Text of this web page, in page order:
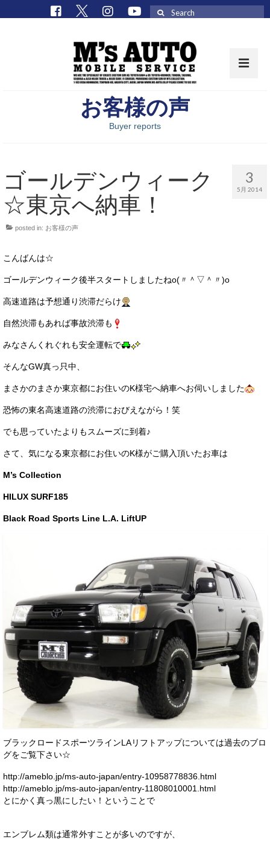
取扱車種一覧
M’sCollectionパーツ一覧
エムズオート
M’sCollection
エムズオートとは
サービス・保証
買取のご案内
店舗情報
トップメッセージ
スタッフ紹介
ブログ
イベント
メールフォーム
電話はこちら
お客様の声
Buyer reports
3
5月 2014
ゴールデンウィーク
☆東京へ納車！
posted in: お客様の声
こんばんは☆
ゴールデンウィーク後半スタートしましたねo(〃＾▽＾〃)o
高速道路は予想通り渋滞だらけ
自然渋滞もあれば事故渋滞も
みなさんくれぐれも安全運転で
そんなGW真っ只中、
まさかのまさか東京都にお住いのK様宅へ納車へお伺いしました
恐怖の東名高速道路の渋滞におびえながら！笑
でも思っていたよりもスムーズに到着♪
さて、気になる東京都にお住いのK様がご購入頂いたお車は
M’s Collection
HILUX SURF185
Black Road Sports Line L.A. LiftUP
ブラックロードスポーツラインLAリフトアップについては過去のブロ
グをご覧下さい☆
http://ameblo.jp/ms-auto-japan/entry-10958778836.html
http://ameblo.jp/ms-auto-japan/entry-11808010001.html
とにかく真っ黒にしたい！ということで
エンブレム類は通常外すことが多いのですが、